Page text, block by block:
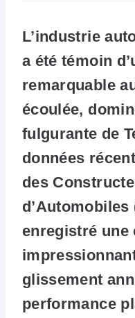
L’industrie
a été témoin
remarquable
écoulée,
fulgurante de
données
des
d’Automobiles
enregistré une
glissement
performance